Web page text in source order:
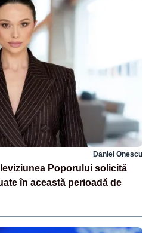
Daniel Onescu
Poporului solicită
în această perioadă de